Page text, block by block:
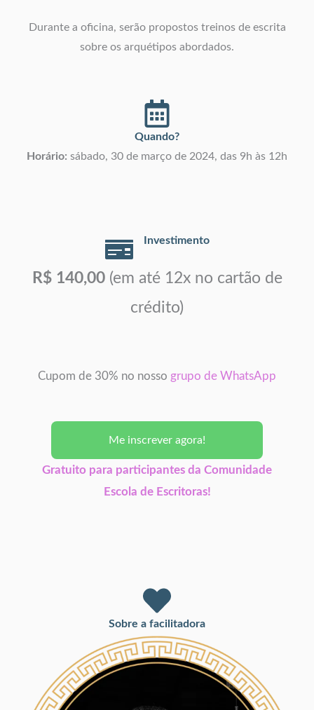
Durante a oficina, serão propostos treinos de escrita
sobre os arquétipos abordados.
Quando?
Horário: sábado, 30 de março de 2024, das 9h às 12h
Investimento
R$ 140,00(em até 12x no cartão de
crédito)
Cupom de 30% no nosso grupo de WhatsApp
Me inscrever agora!
Gratuito para participantes da Comunidade
Escola de Escritoras!
Sobre a facilitadora